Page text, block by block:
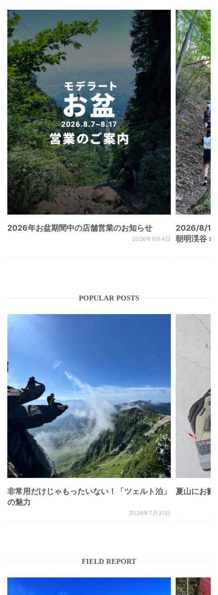
2026年お盆期間中の店舗営業のお知らせ
2026年8月4日
2026/8/
朝明渓谷 ×
POPULAR POSTS
非常用だけじゃもったいない！「ツェルト泊」
の魅力
2026年7月31日
夏山にお
FIELD REPORT